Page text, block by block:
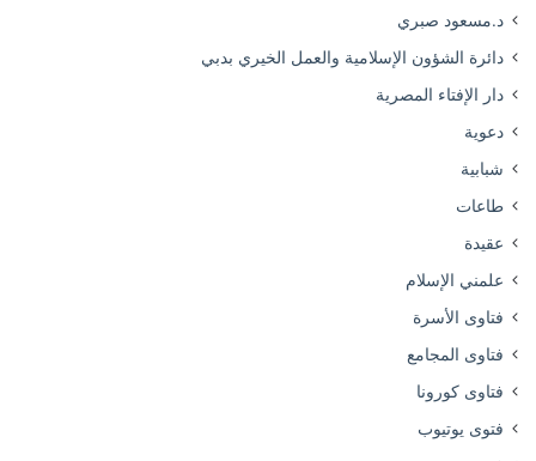
د.مسعود صبري
دائرة الشؤون الإسلامية والعمل الخيري بدبي
دار الإفتاء المصرية
دعوية
شبابية
طاعات
عقيدة
علمني الإسلام
فتاوى الأسرة
فتاوى المجامع
فتاوى كورونا
فتوى يوتيوب